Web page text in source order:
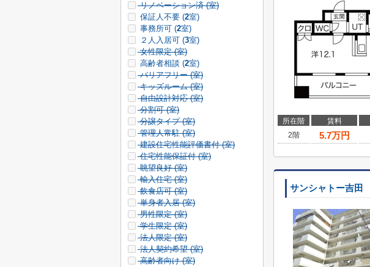
所在階 賃料
2階
5.7万円
サンシャトー吉田
リノベーション済 (室)
保証人不要 (2室)
事務所可 (2室)
２人入居可 (3室)
女性限定 (室)
高齢者相談 (2室)
バリアフリー (室)
キッズルーム (室)
自由設計対応 (室)
分割可 (室)
分譲タイプ (室)
管理人常駐 (室)
建設住宅性能評価書付 (室)
住宅性能保証付 (室)
眺望良好 (室)
輸入住宅 (室)
飲食店可 (室)
単身者入居 (室)
男性限定 (室)
学生限定 (室)
法人限定 (室)
法人契約希望 (室)
高齢者向け (室)